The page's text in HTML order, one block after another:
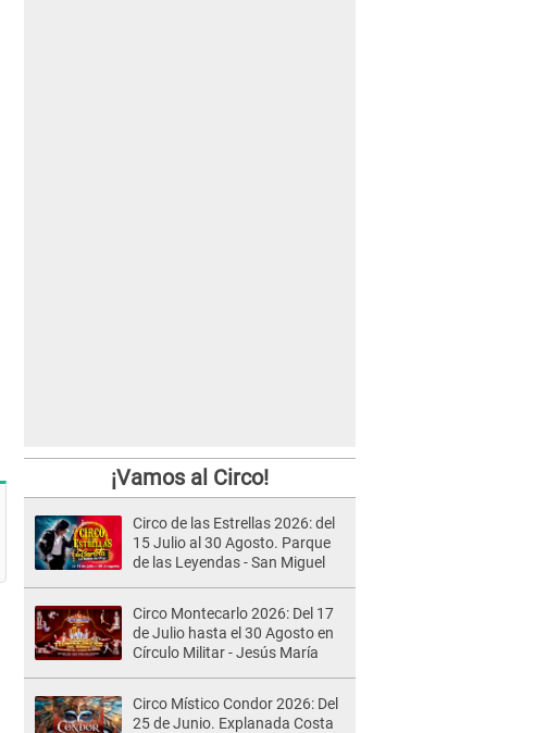
¡Vamos al Circo!
Circo de las Estrellas 2026: del
15 Julio al 30 Agosto. Parque
de las Leyendas - San Miguel
Circo Montecarlo 2026: Del 17
de Julio hasta el 30 Agosto en
Círculo Militar - Jesús María
Circo Místico Condor 2026: Del
25 de Junio. Explanada Costa